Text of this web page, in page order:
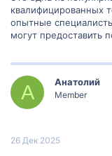
квалифицированных
опытные
могут предоставить
А Анатолий
Member
26 Дек 2025